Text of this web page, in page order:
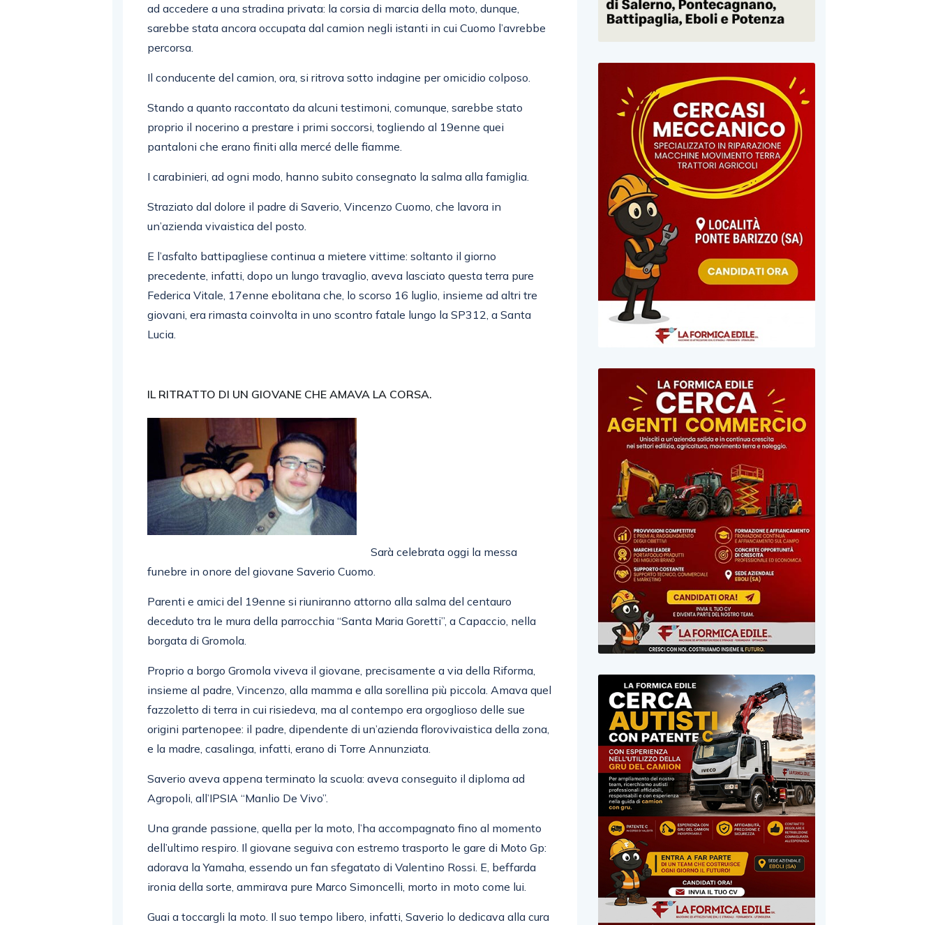
ad accedere a una stradina privata: la corsia di marcia della moto, dunque,
sarebbe stata ancora occupata dal camion negli istanti in cui Cuomo l’avrebbe
percorsa.
Il conducente del camion, ora, si ritrova sotto indagine per omicidio colposo.
Stando a quanto raccontato da alcuni testimoni, comunque, sarebbe stato
proprio il nocerino a prestare i primi soccorsi, togliendo al 19enne quei
pantaloni che erano finiti alla mercé delle fiamme.
I carabinieri, ad ogni modo, hanno subito consegnato la salma alla famiglia.
Straziato dal dolore il padre di Saverio, Vincenzo Cuomo, che lavora in
un’azienda vivaistica del posto.
E l’asfalto battipagliese continua a mietere vittime: soltanto il giorno
precedente, infatti, dopo un lungo travaglio, aveva lasciato questa terra pure
Federica Vitale, 17enne ebolitana che, lo scorso 16 luglio, insieme ad altri tre
giovani, era rimasta coinvolta in uno scontro fatale lungo la SP312, a Santa
Lucia.
IL RITRATTO DI UN GIOVANE CHE AMAVA LA CORSA.
Sarà celebrata oggi la messa
funebre in onore del giovane Saverio Cuomo.
Parenti e amici del 19enne si riuniranno attorno alla salma del centauro
deceduto tra le mura della parrocchia “Santa Maria Goretti”, a Capaccio, nella
borgata di Gromola.
Proprio a borgo Gromola viveva il giovane, precisamente a via della Riforma,
insieme al padre, Vincenzo, alla mamma e alla sorellina più piccola. Amava quel
fazzoletto di terra in cui risiedeva, ma al contempo era orgoglioso delle sue
origini partenopee: il padre, dipendente di un’azienda florovivaistica della zona,
e la madre, casalinga, infatti, erano di Torre Annunziata.
Saverio aveva appena terminato la scuola: aveva conseguito il diploma ad
Agropoli, all’IPSIA “Manlio De Vivo”.
Una grande passione, quella per la moto, l’ha accompagnato fino al momento
dell’ultimo respiro. Il giovane seguiva con estremo trasporto le gare di Moto Gp:
adorava la Yamaha, essendo un fan sfegatato di Valentino Rossi. E, beffarda
ironia della sorte, ammirava pure Marco Simoncelli, morto in moto come lui.
Guai a toccargli la moto. Il suo tempo libero, infatti, Saverio lo dedicava alla cura